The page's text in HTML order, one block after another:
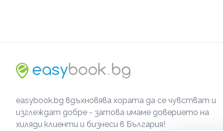
easybook.bg вдъхновява хората да се чувстват и
изглеждат добре - затова имаме доверието на
хиляди клиенти и бизнеси в България!